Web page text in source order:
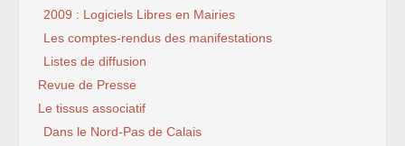
2009 : Logiciels Libres en Mairies
Les comptes-rendus des manifestations
Listes de diffusion
Revue de Presse
Le tissus associatif
Dans le Nord-Pas de Calais